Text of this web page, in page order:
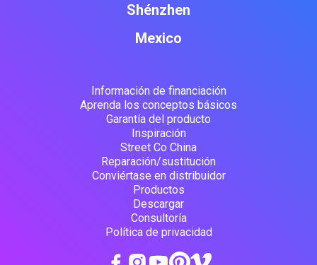
Shénzhen
Mexico
Información de financiación
Aprenda los conceptos básicos
Garantía del producto
Inspiración
Street Co China
Reparación/sustitución
Conviértase en distribuidor
Productos
Descargar
Consultoría
Política de privacidad